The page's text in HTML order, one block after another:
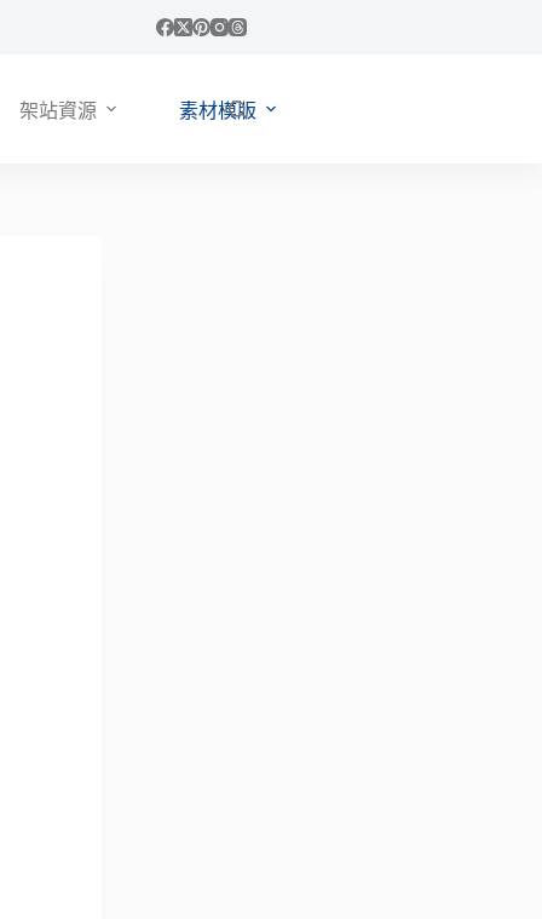
架站資源 素材模版